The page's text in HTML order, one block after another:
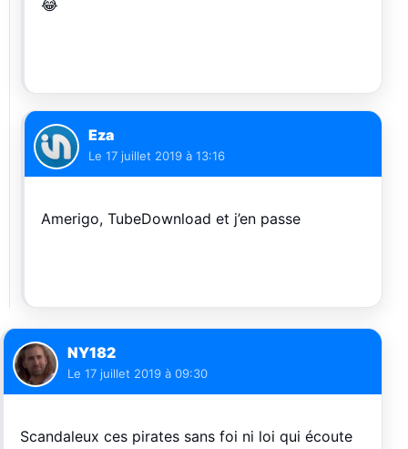
😂
Eza
Le 17 juillet 2019 à 13:16
Amerigo, TubeDownload et j’en passe
NY182
Le 17 juillet 2019 à 09:30
Scandaleux ces pirates sans foi ni loi qui écoute